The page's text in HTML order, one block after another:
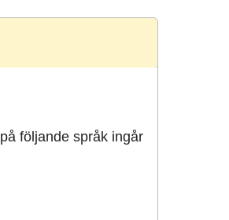
på följande språk ingår